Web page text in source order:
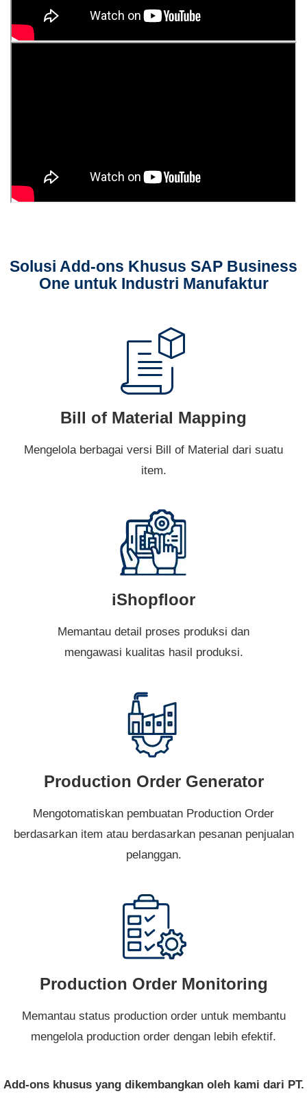
Solusi Add-ons Khusus SAP Business
One untuk Industri Manufaktur
Bill of Material Mapping
Mengelola berbagai versi Bill of Material dari suatu
item.
iShopfloor
Memantau detail proses produksi dan
mengawasi kualitas hasil produksi.
Production Order Generator
Mengotomatiskan pembuatan Production Order
berdasarkan item atau berdasarkan pesanan penjualan
pelanggan.
Production Order Monitoring
Memantau status production order untuk membantu
mengelola production order dengan lebih efektif.
Add-ons khusus yang dikembangkan oleh kami dari PT.